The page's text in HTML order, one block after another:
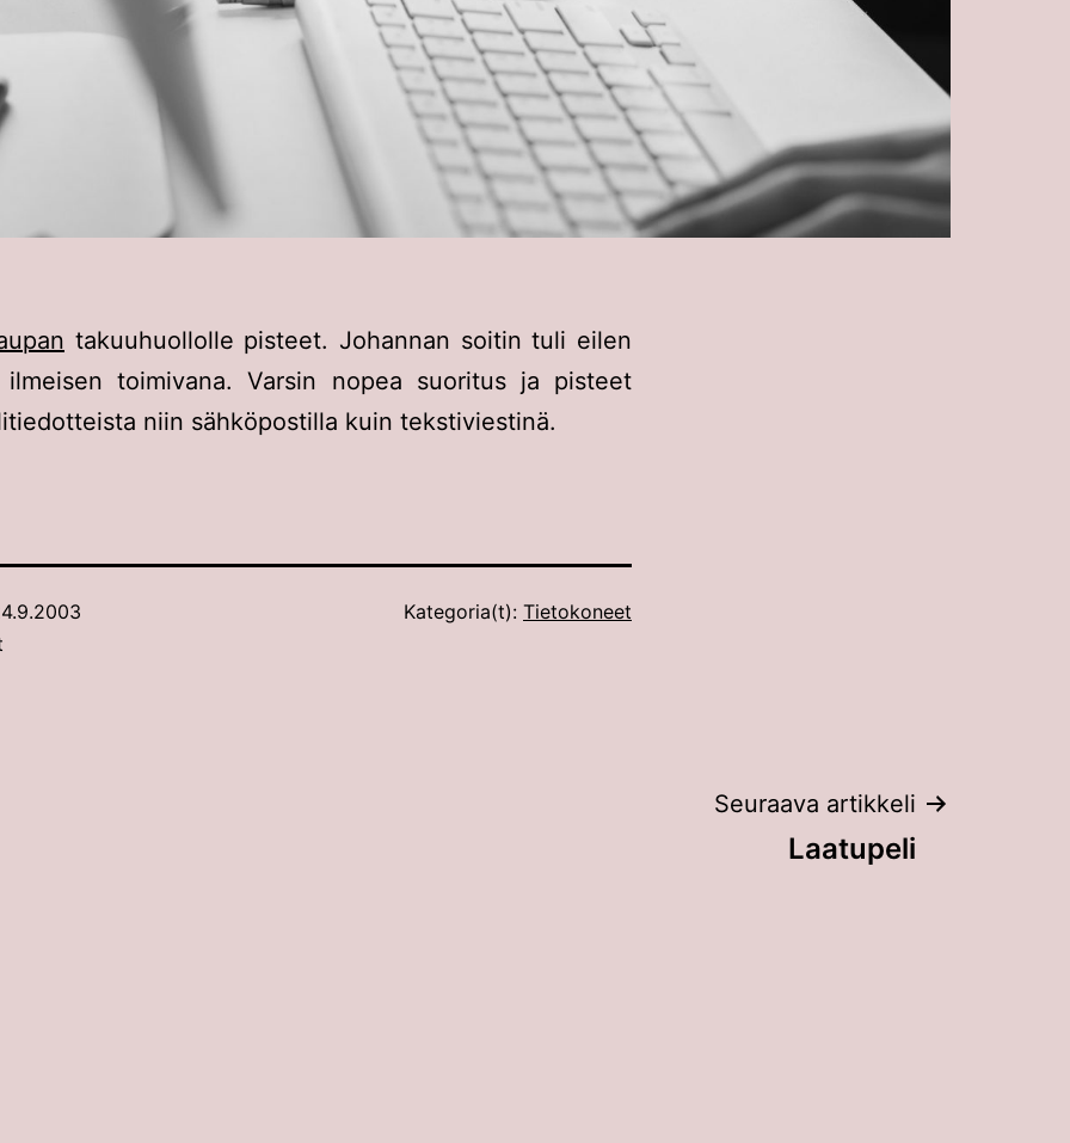
takuuhuollolle pisteet. Johannan soitin tuli eilen
ilmeisen toimivana. Varsin nopea suoritus ja pisteet
niin sähköpostilla kuin tekstiviestinä.
Kategoria(t): Tietokoneet
Seuraava artikkeli
Laatupeli